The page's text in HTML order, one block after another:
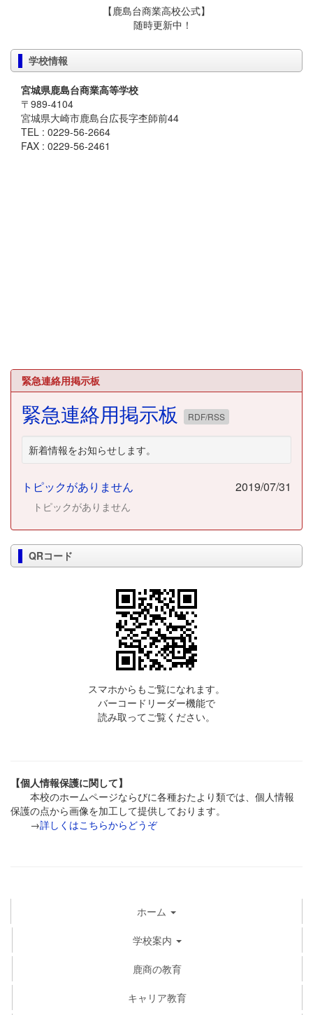
【鹿島台商業高校公式】
随時更新中！
学校情報
宮城県鹿島台商業高等学校
〒989-4104
宮城県大崎市鹿島台広長字杢師前44
TEL : 0229-56-2664
FAX : 0229-56-2461
緊急連絡用掲示板
緊急連絡用掲示板 RDF/RSS
新着情報をお知らせします。
トピックがありません 2019/07/31
トピックがありません
QRコード
スマホからもご覧になれます。
バーコードリーダー機能で
読み取ってご覧ください。
【個人情報保護に関して】
本校のホームページならびに各種おたより類では、個人情報
保護の点から画像を加工して提供しております。
→詳しくはこちらからどうぞ
ホーム
学校案内
鹿商の教育
キャリア教育